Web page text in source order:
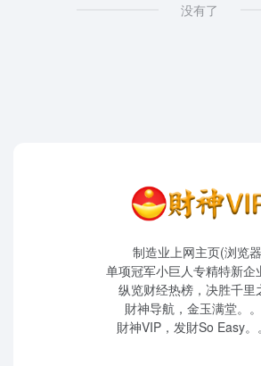
没有了
制造业上网主页(浏览
单项冠军小巨人专精特新企
纵览财经热榜，决胜千里
財神导航，金玉满堂。。
財神VIP，发財So Easy。